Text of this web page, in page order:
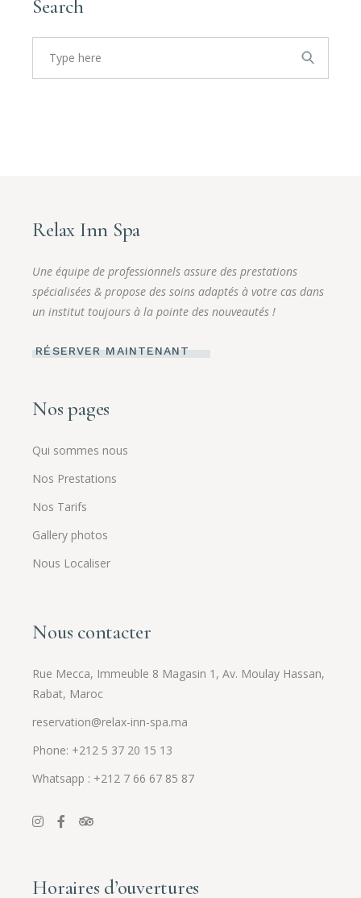
Search
Relax Inn Spa
Une équipe de professionnels assure des prestations
spécialisées & propose des soins adaptés à votre cas dans
un institut toujours à la pointe des nouveautés !
RÉSERVER MAINTENANT
Nos pages
Qui sommes nous
Nos Prestations
Nos Tarifs
Gallery photos
Nous Localiser
Nous contacter
Rue Mecca, Immeuble 8 Magasin 1, Av. Moulay Hassan,
Rabat, Maroc
reservation@relax-inn-spa.ma
Phone: +212 5 37 20 15 13
Whatsapp : +212 7 66 67 85 87
Horaires d’ouvertures